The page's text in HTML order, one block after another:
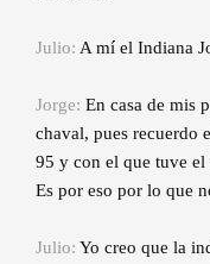
Julio: A mí el Indiana
Jorge: En casa de mis
chaval, pues recuerdo
95 y con el que tuve
Es por eso por lo que
Julio: Yo creo que la